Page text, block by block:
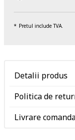
Pretul include TVA.
Detalii produs
Politica de
Livrare